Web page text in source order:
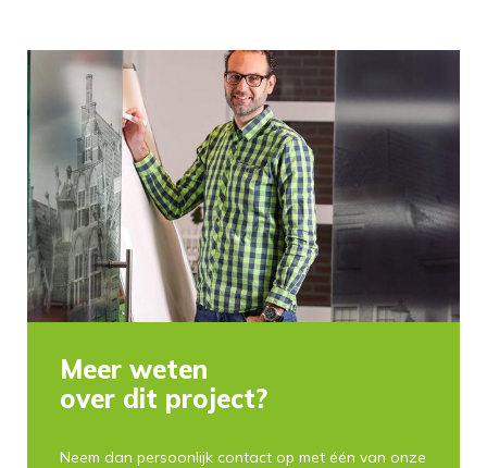
Meer weten
over dit project?
Neem dan persoonlijk contact op met één van onze